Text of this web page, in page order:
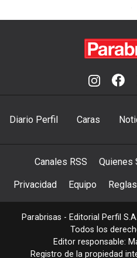
Diario Perfil Caras
Canales RSS Quienes
Privacidad Equipo
Parabrisas - Editorial Perfil S.A.
Todos los
Editor responsable:
Registro de la propiedad